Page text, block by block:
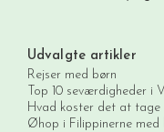
Udvalgte artikler
Rejser med børn
Top 10 seværdigheder i
Hvad koster det at tage
Øhop i Filippinerne med